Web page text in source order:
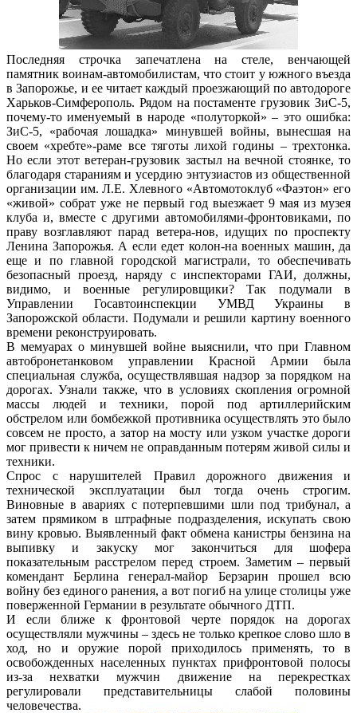
Последняя строчка запечатлена на стеле, венчающей
памятник воинам-автомобилистам, что стоит у южного въезда
в Запорожье, и ее читает каждый проезжающий по автодороге
Харьков-Симферополь. Рядом на постаменте грузовик ЗиС-5,
почему-то именуемый в народе «полуторкой» – это ошибка:
ЗиС-5, «рабочая лошадка» минувшей войны, вынесшая на
своем «хребте»-раме все тяготы лихой годины – трехтонка.
Но если этот ветеран-грузовик застыл на вечной стоянке, то
благодаря стараниям и усердию энтузиастов из общественной
организации им. Л.Е. Хлевного «Автомотоклуб «Фаэтон» его
«живой» собрат уже не первый год выезжает 9 мая из музея
клуба и, вместе с другими автомобилями-фронтовиками, по
праву возглавляют парад ветера-нов, идущих по проспекту
Ленина Запорожья. А если едет колон-на военных машин, да
еще и по главной городской магистрали, то обеспечивать
безопасный проезд, наряду с инспекторами ГАИ, должны,
видимо, и военные регулировщики? Так подумали в
Управлении Госавтоинспекции УМВД Украины в
Запорожской области. Подумали и решили картину военного
времени реконструировать.
В мемуарах о минувшей войне выяснили, что при Главном
автобронетанковом управлении Красной Армии была
специальная служба, осуществлявшая надзор за порядком на
дорогах. Узнали также, что в условиях скопления огромной
массы людей и техники, порой под артиллерийским
обстрелом или бомбежкой противника осуществлять это было
совсем не просто, а затор на мосту или узком участке дороги
мог привести к ничем не оправданным потерям живой силы и
техники.
Спрос с нарушителей Правил дорожного движения и
технической эксплуатации был тогда очень строгим.
Виновные в авариях с потерпевшими шли под трибунал, а
затем прямиком в штрафные подразделения, искупать свою
вину кровью. Выявленный факт обмена канистры бензина на
выпивку и закуску мог закончиться для шофера
показательным расстрелом перед строем. Заметим – первый
комендант Берлина генерал-майор Берзарин прошел всю
войну без единого ранения, а вот погиб на улице столицы уже
поверженной Германии в результате обычного ДТП.
И если ближе к фронтовой черте порядок на дорогах
осуществляли мужчины – здесь не только крепкое слово шло в
ход, но и оружие порой приходилось применять, то в
освобожденных населенных пунктах прифронтовой полосы
из-за нехватки мужчин движение на перекрестках
регулировали представительницы слабой половины
человечества.